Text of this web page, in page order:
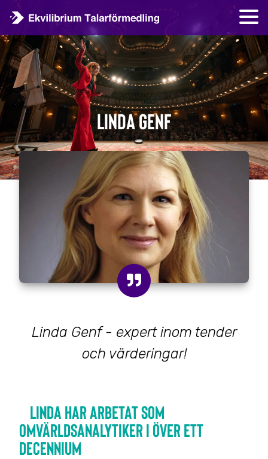
Linda Genf
Linda Genf - expert inom tender
och värderingar!
Linda har arbetat som
omvärldsanalytiker i över ett
decennium